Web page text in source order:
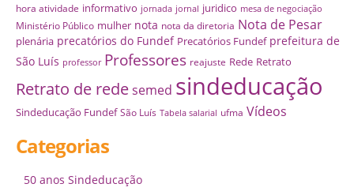
hora atividade informativo jornada jornal juridico mesa de negociação
Ministério Público mulher nota nota da diretoria Nota de Pesar
plenária precatórios do Fundef Precatórios Fundef prefeitura de
São Luís professor Professores reajuste Rede Retrato
Retrato de redesemed sindeducação
Sindeducação Fundef São Luís Tabela salarial ufma Vídeos
Categorias
50 anos Sindeducação